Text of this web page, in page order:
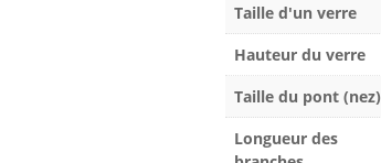
Taille d'un verre
Hauteur du verre
Taille du pont (nez)
Longueur des